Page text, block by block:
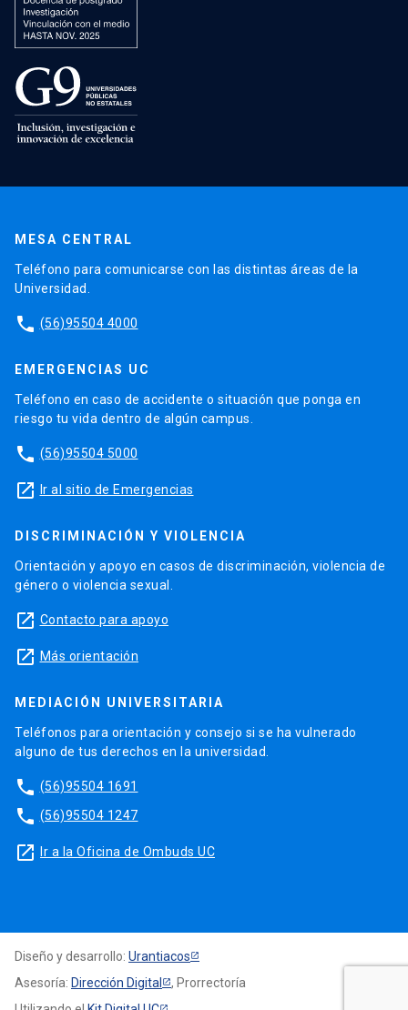
MESA CENTRAL
Teléfono para comunicarse con las distintas áreas de la
Universidad.
phone (56)95504 4000
EMERGENCIAS UC
Teléfono en caso de accidente o situación que ponga en
riesgo tu vida dentro de algún campus.
phone (56)95504 5000
launch Ir al sitio de Emergencias
DISCRIMINACIÓN Y VIOLENCIA
Orientación y apoyo en casos de discriminación, violencia de
género o violencia sexual.
launch Contacto para apoyo
launch Más orientación
MEDIACIÓN UNIVERSITARIA
Teléfonos para orientación y consejo si se ha vulnerado
alguno de tus derechos en la universidad.
phone (56)95504 1691
phone (56)95504 1247
launch Ir a la Oficina de Ombuds UC
Diseño y desarrollo: Urantiacos
Asesoría: Dirección Digital
, Prorrectoría